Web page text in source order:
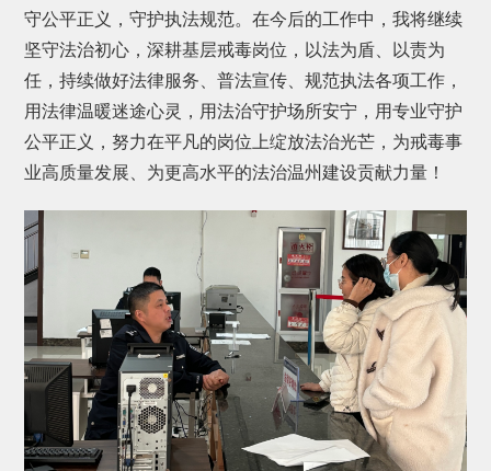
守公平正义，守护执法规范。在今后的工作中，我将继续
坚守法治初心，深耕基层戒毒岗位，以法为盾、以责为
任，持续做好法律服务、普法宣传、规范执法各项工作，
用法律温暖迷途心灵，用法治守护场所安宁，用专业守护
公平正义，努力在平凡的岗位上绽放法治光芒，为戒毒事
业高质量发展、为更高水平的法治温州建设贡献力量！